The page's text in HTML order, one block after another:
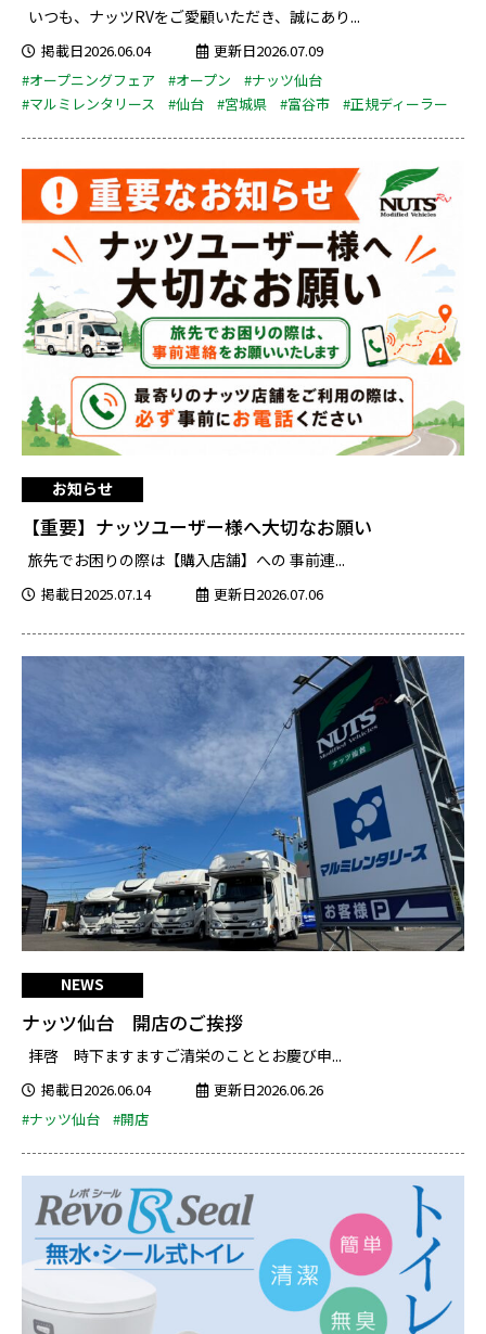
いつも、ナッツRVをご愛顧いただき、誠にあり...
掲載日2026.06.04
更新日2026.07.09
#オープニングフェア
#オープン
#ナッツ仙台
#マルミレンタリース
#仙台 #宮城県 #富谷市 #正規ディーラー
お知らせ
【重要】ナッツユーザー様へ大切なお願い
旅先でお困りの際は【購入店舗】への 事前連...
掲載日2025.07.14 更新日2026.07.06
NEWS
ナッツ仙台 開店のご挨拶
拝啓 時下ますますご清栄のこととお慶び申...
掲載日2026.06.04
更新日2026.06.26
#ナッツ仙台
#開店